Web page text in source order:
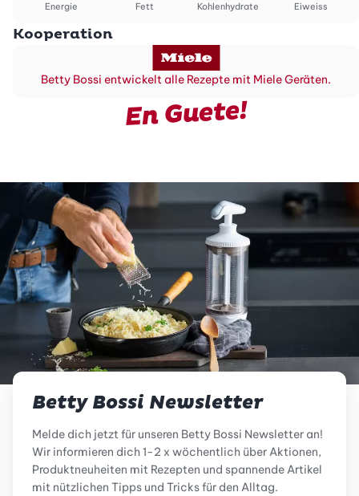
Energie Fett Kohlenhydrate Eiweiss
Kooperation
Betty Bossi entwickelt alle Rezepte mit Miele Geräten.
En Guete!
Betty Bossi Newsletter
Melde dich jetzt für unseren Betty Bossi Newsletter an!
Wir informieren dich 1-2 x wöchentlich über Aktionen,
Produktneuheiten mit Rezepten und spannende Artikel
mit nützlichen Tipps und Tricks für den Alltag.